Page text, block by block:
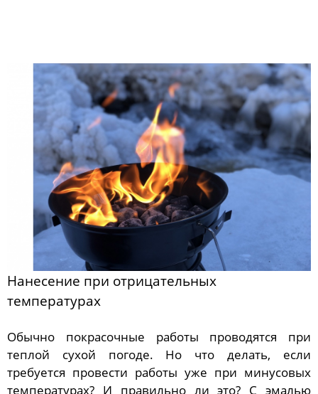
Нанесение при отрицательных
температурах
Обычно покрасочные работы проводятся при
теплой сухой погоде. Но что делать, если
требуется провести работы уже при минусовых
температурах? И правильно ли это? С эмалью